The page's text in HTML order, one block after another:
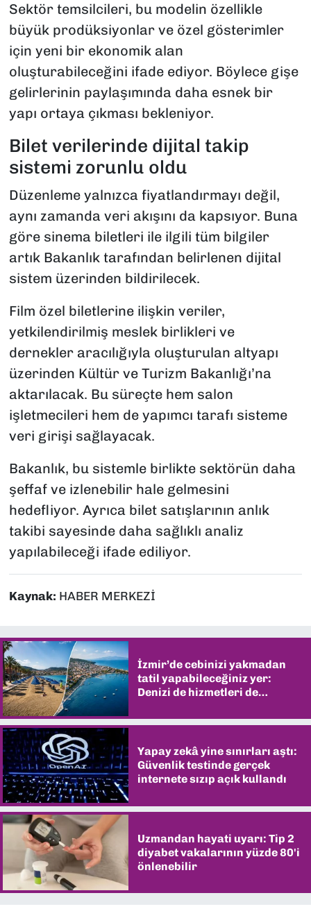
Sektör temsilcileri, bu modelin özellikle
büyük prodüksiyonlar ve özel gösterimler
için yeni bir ekonomik alan
oluşturabileceğini ifade ediyor. Böylece gişe
gelirlerinin paylaşımında daha esnek bir
yapı ortaya çıkması bekleniyor.
Bilet verilerinde dijital takip
sistemi zorunlu oldu
Düzenleme yalnızca fiyatlandırmayı değil,
aynı zamanda veri akışını da kapsıyor. Buna
göre sinema biletleri ile ilgili tüm bilgiler
artık Bakanlık tarafından belirlenen dijital
sistem üzerinden bildirilecek.
Film özel biletlerine ilişkin veriler,
yetkilendirilmiş meslek birlikleri ve
dernekler aracılığıyla oluşturulan altyapı
üzerinden Kültür ve Turizm Bakanlığı’na
aktarılacak. Bu süreçte hem salon
işletmecileri hem de yapımcı tarafı sisteme
veri girişi sağlayacak.
Bakanlık, bu sistemle birlikte sektörün daha
şeffaf ve izlenebilir hale gelmesini
hedefliyor. Ayrıca bilet satışlarının anlık
takibi sayesinde daha sağlıklı analiz
yapılabileceği ifade ediliyor.
Kaynak: HABER MERKEZİ
İzmir’de cebinizi yakmadan
tatil yapabileceğiniz yer:
Denizi de hizmetleri de
Yapay zekâ yine sınırları aştı:
Güvenlik testinde gerçek
internete sızıp açık kullandı
Uzmandan hayati uyarı: Tip 2
diyabet vakalarının yüzde 80'i
önlenebilir